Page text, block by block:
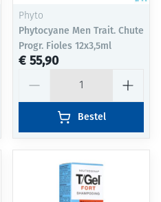
Phyto
Phytocyane Men Trait. Chute
Progr. Fioles 12x3,5ml
€ 55,90
Bestel